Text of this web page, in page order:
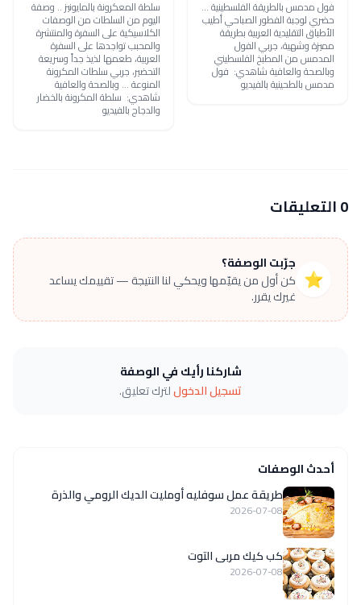
فول مدمس بالطريقة الفلسطينية ...
حضري لوجبة الفطور الصباحي أطيب
الأطباق التقليدية العربية بطريقة
مميزة وشهية، جربي الفول
المدمس من المطبخ الفلسطيني
وبالصحة والعافية شاهدي: فول
مدمس بالطحينية بالفيديو
سلطة المعكرونة بالمايونيز .. وصفة
اليوم من السلطات من الوصفات
الكلاسيكية على السفرة والمنتشرة
والمحبب تواجدها على السفرة
العربية، طعمها لذيذ جداً وسريعة
التحضير، جربي سلطات المكرونة
المنوعة ... وبالصحة والعافية
شاهدي: سلطة المكرونة بالخضار
والدجاج بالفيديو
0 التعليقات
⭐
جرّبت الوصفة؟
كن أول من يقيّمها ويحكي لنا النتيجة — تقييمك يساعد
غيرك يقرر.
شاركنا رأيك في الوصفة
تسجيل الدخوللترك تعليق.
أحدث الوصفات
طريقة عمل سوفليه أومليت الديك الرومي والذرة
2026-07-08
كب كيك مربى التوت
2026-07-08